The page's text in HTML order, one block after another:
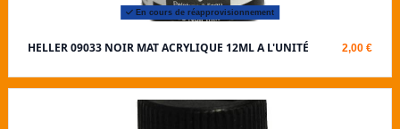
En cours de réapprovisionnement
HELLER 09033 NOIR MAT ACRYLIQUE 12ML A L'UNITÉ 2,00 €